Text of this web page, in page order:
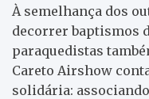
À semelhança dos
decorrer baptismos
paraquedistas
Careto Airshow
solidária: